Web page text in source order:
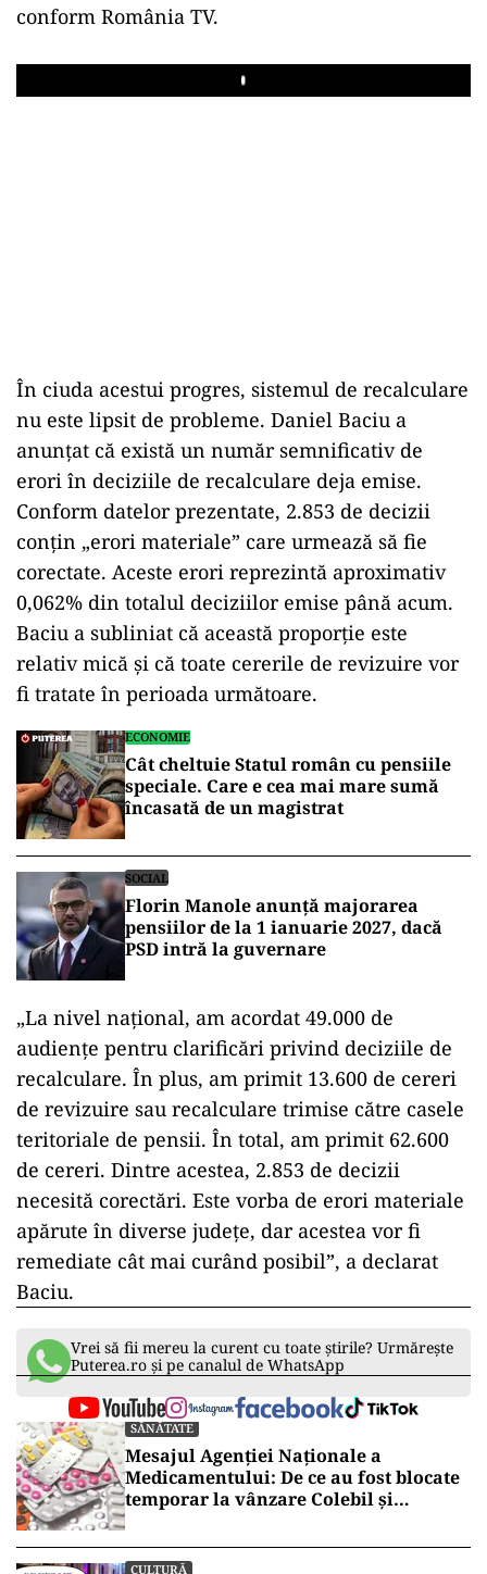
conform România TV.
Play
În ciuda acestui progres, sistemul de recalculare
nu este lipsit de probleme. Daniel Baciu a
anunțat că există un număr semnificativ de
erori în deciziile de recalculare deja emise.
Conform datelor prezentate, 2.853 de decizii
conțin „erori materiale” care urmează să fie
corectate. Aceste erori reprezintă aproximativ
0,062% din totalul deciziilor emise până acum.
Baciu a subliniat că această proporție este
relativ mică și că toate cererile de revizuire vor
fi tratate în perioada următoare.
ECONOMIE
Cât cheltuie Statul român cu pensiile
speciale. Care e cea mai mare sumă
încasată de un magistrat
SOCIAL
Florin Manole anunță majorarea
pensiilor de la 1 ianuarie 2027, dacă
PSD intră la guvernare
„La nivel național, am acordat 49.000 de
audiențe pentru clarificări privind deciziile de
recalculare. În plus, am primit 13.600 de cereri
de revizuire sau recalculare trimise către casele
teritoriale de pensii. În total, am primit 62.600
de cereri. Dintre acestea, 2.853 de decizii
necesită corectări. Este vorba de erori materiale
apărute în diverse județe, dar acestea vor fi
remediate cât mai curând posibil”, a declarat
Baciu.
Vrei să fii mereu la curent cu toate știrile? Urmărește
Puterea.ro și pe canalul de WhatsApp
SĂNĂTATE
Mesajul Agenției Naționale a
Medicamentului: De ce au fost blocate
temporar la vânzare Colebil și
CULTURĂ